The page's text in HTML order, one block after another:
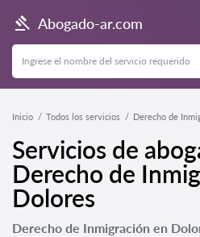
Abogado-ar.com
Inicio Todos los servicios Derecho de
Servicios de
Derecho de
Dolores
Derecho de Inmigración en